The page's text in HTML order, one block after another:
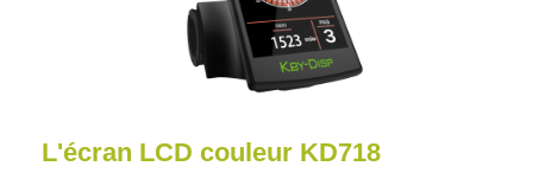
L'écran LCD couleur KD718